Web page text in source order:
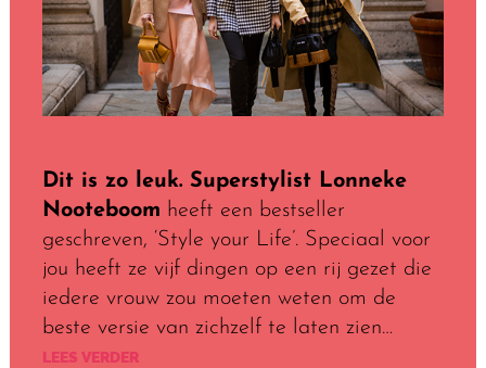
Dit is zo leuk. Superstylist Lonneke
Nooteboom heeft een bestseller
geschreven, ‘Style your Life’. Speciaal voor
jou heeft ze vijf dingen op een rij gezet die
iedere vrouw zou moeten weten om de
beste versie van zichzelf te laten zien…
LEES VERDER